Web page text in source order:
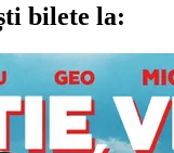
bilete la: